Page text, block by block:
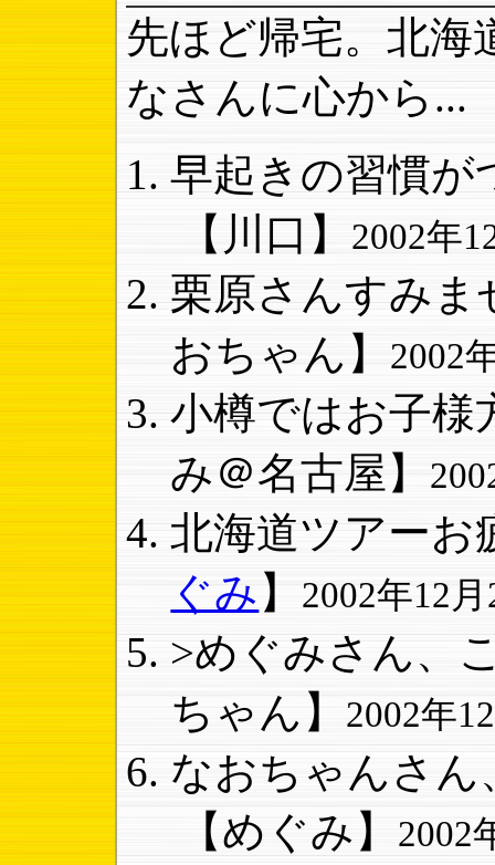
先ほど帰宅。北海
なさんに心から...
早起きの習慣が
【川口】
2002年
栗原さんすみま
おちゃん】
2002
小樽ではお子様
み＠名古屋】
北海道ツアーお
ぐみ 】 2002年12
>めぐみさん、
ちゃん】
2002年
なおちゃんさん
【めぐみ】
2002